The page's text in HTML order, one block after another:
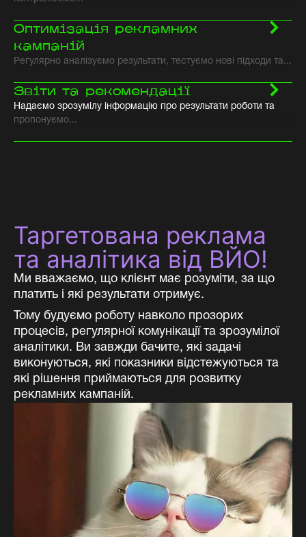
Оптимізація рекламних
кампаній
Регулярно аналізуємо результати, тестуємо нові підходи та...
Звіти та рекомендації
Надаємо зрозумілу інформацію про результати роботи та
пропонуємо...
Таргетована реклама
та аналітика від ВЙО!
Ми вважаємо, що клієнт має розуміти, за що
платить і які результати отримує.
Тому будуємо роботу навколо прозорих
процесів, регулярної комунікації та зрозумілої
аналітики. Ви завжди бачите, які задачі
виконуються, які показники відстежуються та
які рішення приймаються для розвитку
рекламних кампаній.